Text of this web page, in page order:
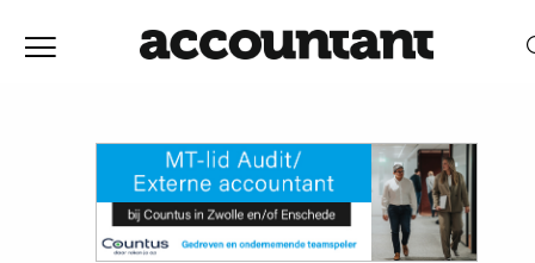
Discussie
RELEVANTIEDATUM